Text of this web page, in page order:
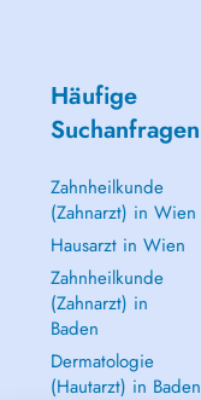
Häufige
Suchanfragen
Zahnheilkunde
(Zahnarzt) in Wien
Hausarzt in Wien
Zahnheilkunde
(Zahnarzt) in
Baden
Dermatologie
(Hautarzt) in Baden